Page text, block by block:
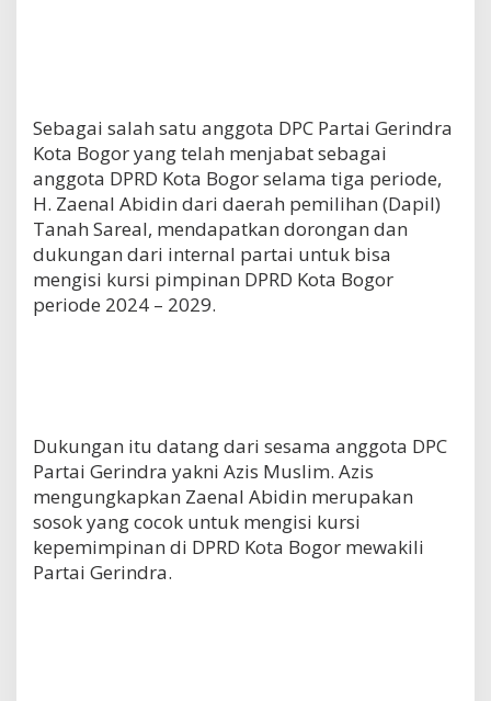
Sebagai salah satu anggota DPC Partai Gerindra
Kota Bogor yang telah menjabat sebagai
anggota DPRD Kota Bogor selama tiga periode,
H. Zaenal Abidin dari daerah pemilihan (Dapil)
Tanah Sareal, mendapatkan dorongan dan
dukungan dari internal partai untuk bisa
mengisi kursi pimpinan DPRD Kota Bogor
periode 2024 – 2029.
Dukungan itu datang dari sesama anggota DPC
Partai Gerindra yakni Azis Muslim. Azis
mengungkapkan Zaenal Abidin merupakan
sosok yang cocok untuk mengisi kursi
kepemimpinan di DPRD Kota Bogor mewakili
Partai Gerindra.